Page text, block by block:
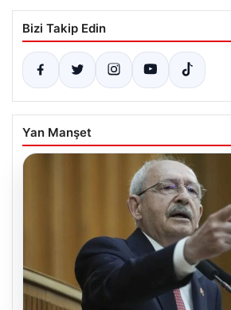
Bizi Takip Edin
Yan Manşet